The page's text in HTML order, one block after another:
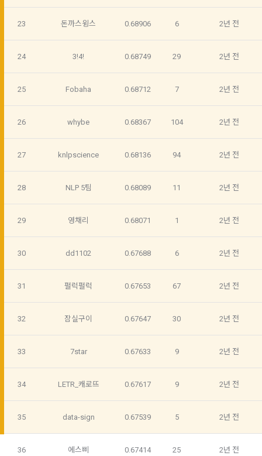
“별도약관”)을 둘 수 있으며, 그 내용이 이 약관과 충돌하는 경우
적용일자 및 개정사유를 명시하여 현행 약관과 함께 “회사” 홈페
이지의 공지게시판에 그 적용일자 7일 이전부터 적용일자 전일
까지 공지한다.
5. '회사' 약관의 조항에 따른 정책을 제정 및 변경할 권리를 가지
며, 정책 또한 개정될 시에는 적용일자와 개정사유를 명시하여
“회사” 홈페이지의 공지게시판에 그 적용일자 7일 이전부터 적
용일자 전일까지 공지한다.
6. "회원"은 변경된 약관에 대해 거부할 권리가 있다. "회원"은 변
경된 약관이 공지된 지 15일 이내에 거부의사를 표명할 수 있다.
"회원"이 거부하는 경우 본 서비스 제공자인 "회사"는 15일의 기
에 따라 시행일 이후에 "서비스"를 이용하는 경우에는 동의한 것
으로 간주한다.
제 4 조 (약관의 해석)
1. 이 약관에서 규정하지 않은 사항에 관해서는 약관의규제등에
관한법률, 전기통신기본법, 전기통신사업법, 정보통신망이용촉
진등에관한법률, 전자상거래 등에서의 소비자보호에 관한 법률,
2. "회원"이 "회사"와 개별 계약을 체결하여 서비스를 이용하는
경우에는 개별 계약이 우선한다.
1. "회원"이 이용신청(회원가입 신청) 작성 후에 "회사"가 웹 상
의 안내를 "회원"에게 통지함으로써 이용계약이 성립된다.
가. 수집하는 개인정보의 항목
데이콘 내의 개별 서비스 이용, 상금 및 상품 지급 과정에서 해당
서비스의 이용자에 한해 추가 개인정보 수집이 발생할 수 있습
니다. 추가로 개인정보를 수집할 경우에는 해당 개인정보 수집
시점에서 이용자에게 ‘수집하는 개인정보 항목, 개인정보의 수
2) 데이콘 인재풀 등록 시 수집하는 항목
대회 코드 링크1개, 구직 의향,
희망근무지역
력, 개인 운영 사이트 링크(GitHub, Linkedin 등) ,영상, ppt
3) 모바일 서비스 이용 시 수집되는 항목
이는 개인을 식별할 수 없는 형태입니다.
소득세법)
23 돈까스윙스 0.68906 6 2년 전
24 3!4! 0.68749 29 2년 전
25 Fobaha 0.68712 7 2년 전
26 whybe 0.68367 104 2년 전
27 knlpscience 0.68136 94 2년 전
28 NLP 5팀 0.68089 11 2년 전
29 영채리 0.68071 1 2년 전
30 dd1102 0.67688 6 2년 전
31 펄럭펄럭 0.67653 67 2년 전
32 잠실구이 0.67647 30 2년 전
33 7star 0.67633 9 2년 전
34 LETR_캐로뜨 0.67617 9 2년 전
35 data-sign 0.67539 5 2년 전
36 에스삐 0.67414 25 2년 전